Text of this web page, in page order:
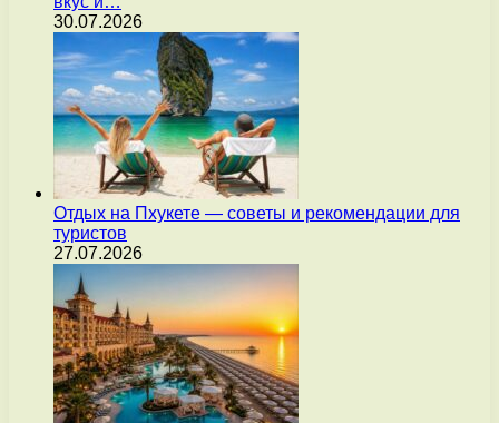
30.07.2026
Отдых на Пхукете — советы и рекомендации для
туристов
27.07.2026